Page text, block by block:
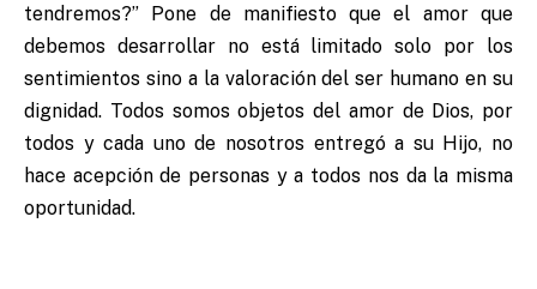
tendremos?” Pone de manifiesto que el amor que
debemos desarrollar no está limitado solo por los
sentimientos sino a la valoración del ser humano en su
dignidad. Todos somos objetos del amor de Dios, por
todos y cada uno de nosotros entregó a su Hijo, no
hace acepción de personas y a todos nos da la misma
oportunidad.